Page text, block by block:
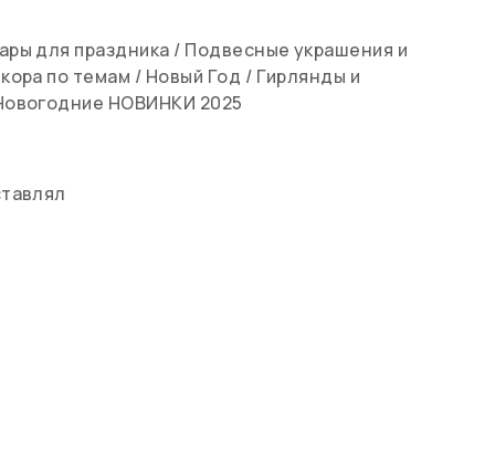
для праздника / Подвесные украшения и
по темам / Новый Год / Гирлянды и
НОВИНКИ 2025